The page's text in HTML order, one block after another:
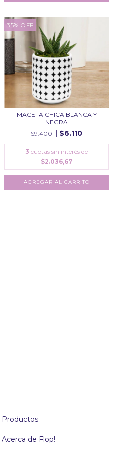
35% OFF
MACETA CHICA BLANCA Y
NEGRA
$9.400
$6.110
3 cuotas sin interés de
$2.036,67
AGREGAR AL CARRITO
Productos
Acerca de Flop!